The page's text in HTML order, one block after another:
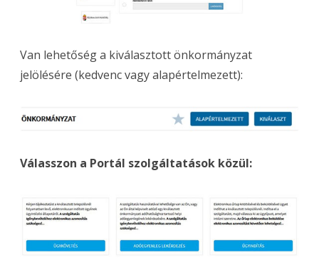
Van lehetőség a kiválasztott önkormányzat
jelölésére (kedvenc vagy alapértelmezett):
Válasszon a Portál szolgáltatások közül: